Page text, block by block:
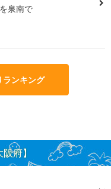
泉南で
ランキング
府】